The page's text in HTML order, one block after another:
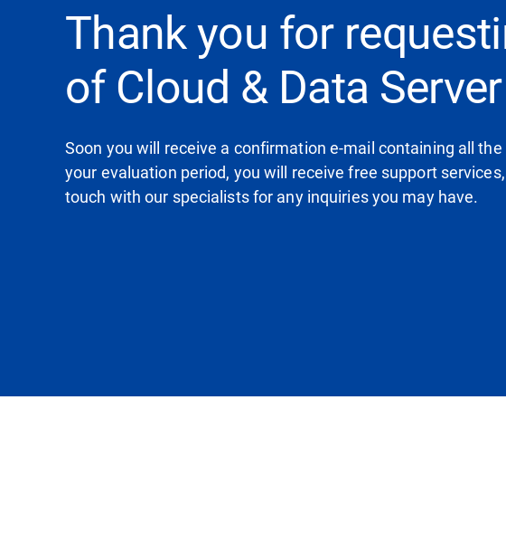
Thank you for
of Cloud & Data
Soon you will receive a confirmation e-mail containing all
your evaluation period, you will receive free support
touch with our specialists for any inquiries you may have.